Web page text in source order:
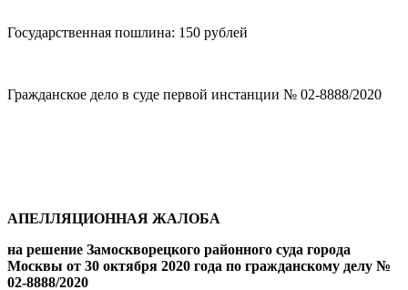
Государственная пошлина: 150 рублей
Гражданское дело в суде первой инстанции № 02-8888/2020
АПЕЛЛЯЦИОННАЯ ЖАЛОБА
на решение Замоскворецкого районного суда города
Москвы от 30 октября 2020 года по гражданскому делу №
02-8888/2020